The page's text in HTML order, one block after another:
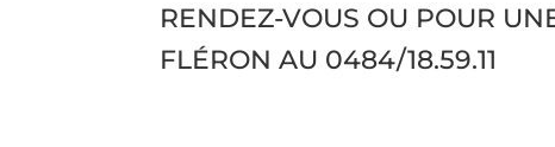
RENDEZ-VOUS OU POUR
FLÉRON AU 0484/18.59.11